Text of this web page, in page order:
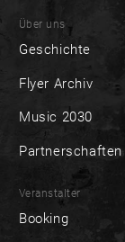
Über uns
Geschichte
Flyer Archiv
Music 2030
Partnerschaften
Veranstalter
Booking